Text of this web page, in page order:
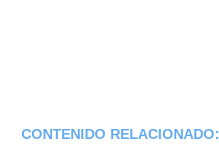
CONTENIDO RELACIONADO: